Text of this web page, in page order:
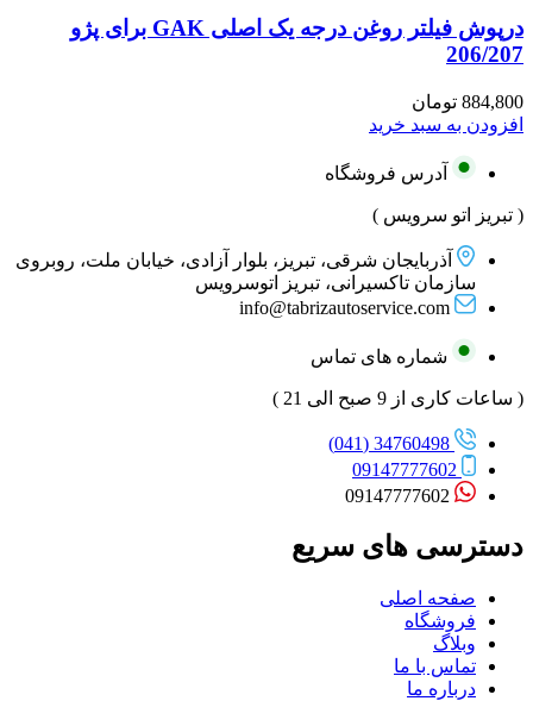
درپوش فیلتر روغن درجه یک اصلی GAK برای پژو
206/207
884,800 تومان
افزودن به سبد خرید
آدرس فروشگاه
( تبریز اتو سرویس )
آذربایجان شرقی، تبریز، بلوار آزادی، خیابان ملت، روبروی
سازمان تاکسیرانی، تبریز اتوسرویس
info@tabrizautoservice.com
شماره های تماس
( ساعات کاری از 9 صبح الی 21 )
34760498 (041)
09147777602
09147777602
دسترسی های سریع
صفحه اصلی
فروشگاه
وبلاگ
تماس با ما
درباره ما